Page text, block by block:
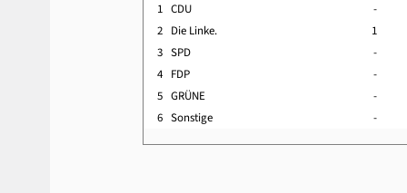
1 CDU
-
2 Die Linke.
1
3 SPD
-
4 FDP
-
5 GRÜNE
-
6 Sonstige -